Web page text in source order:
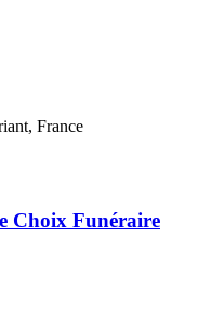
France
Choix Funéraire